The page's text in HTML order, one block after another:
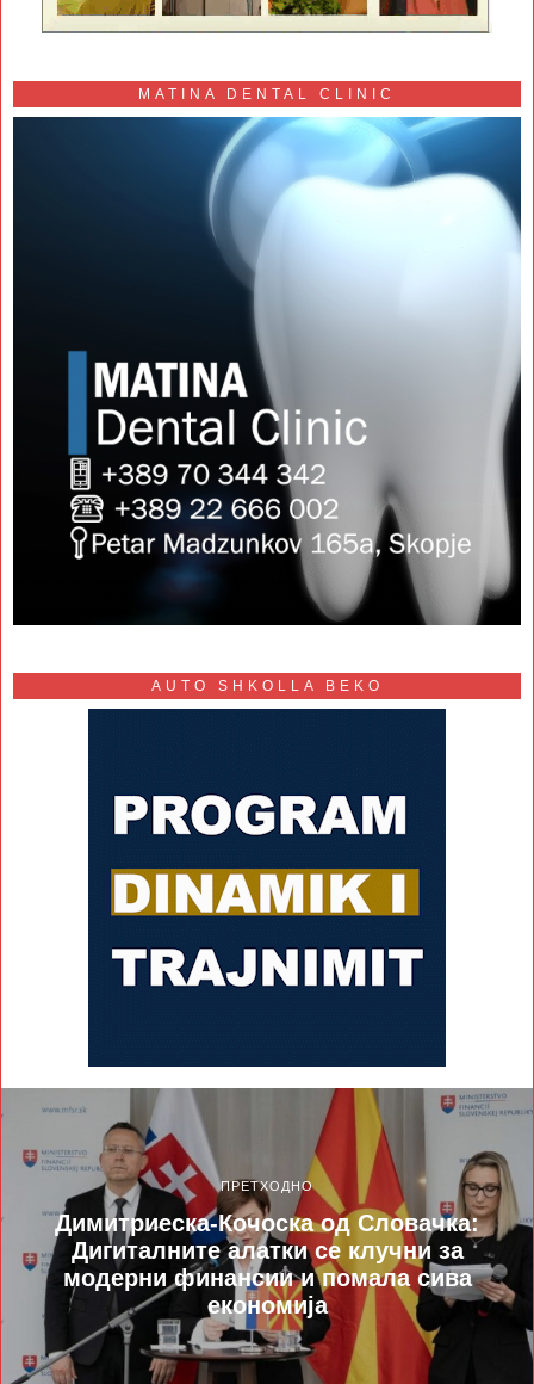
MATINA DENTAL CLINIC
AUTO SHKOLLA BEKO
ПРЕТХОДНО
Димитриеска-Кочоска од Словачка:
Дигиталните алатки се клучни за
модерни финансии и помала сива
економија